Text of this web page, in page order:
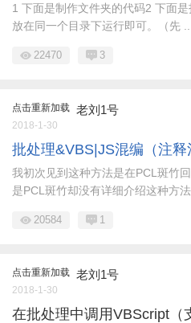
1 下面是制作文件夹的代码2 下面
放在同一个目录下运行即可。（先 ...
22470 3
点击重新加载 老刘1号
2018-1-30
批处理&VBS|JS混编（注释
我初次见到这种方法是在PCL斑竹
是PCL斑竹却没有详细介绍这种方法
20584 1
点击重新加载 老刘1号
2018-1-30
在批处理中调用VBScript（